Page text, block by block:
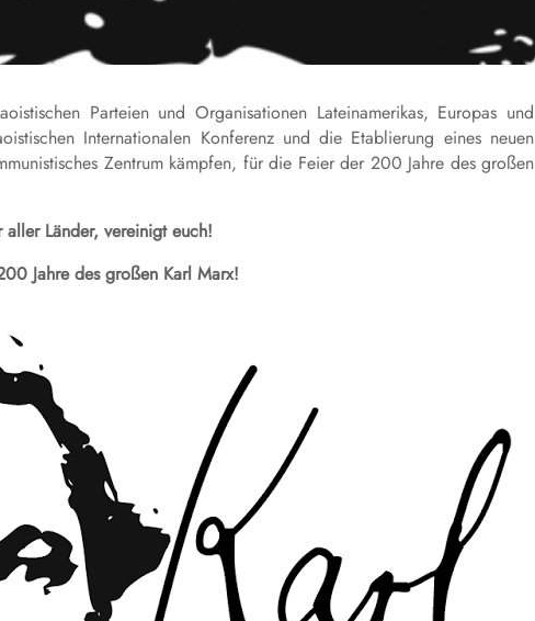
Parteien und Organisationen Lateinamerikas, Europas und
Internationalen Konferenz und die Etablierung eines neuen
Zentrum kämpfen, für die Feier der 200 Jahre des großen
aller Länder, vereinigt euch!
Jahre des großen Karl Marx!